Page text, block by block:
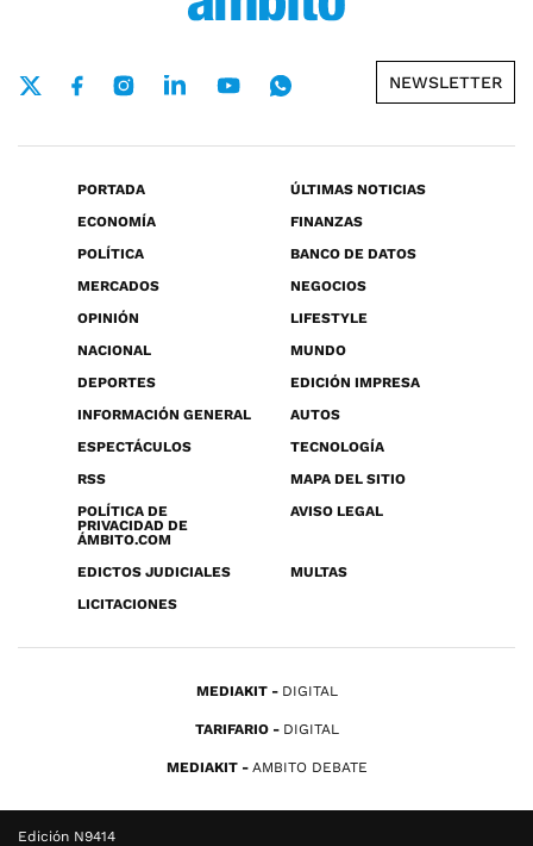
NEWSLETTER
PORTADA
ÚLTIMAS NOTICIAS
ECONOMÍA
FINANZAS
POLÍTICA
BANCO DE DATOS
MERCADOS
NEGOCIOS
OPINIÓN
LIFESTYLE
NACIONAL
MUNDO
DEPORTES
EDICIÓN IMPRESA
INFORMACIÓN GENERAL
AUTOS
ESPECTÁCULOS
TECNOLOGÍA
RSS
MAPA DEL SITIO
POLÍTICA DE
PRIVACIDAD DE
ÁMBITO.COM
AVISO LEGAL
EDICTOS JUDICIALES
MULTAS
LICITACIONES
MEDIAKIT DIGITAL
TARIFARIO DIGITAL
MEDIAKIT AMBITO DEBATE
Edición N9414